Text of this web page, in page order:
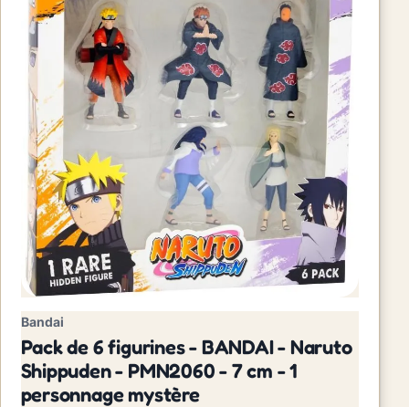
Bandai
Pack de 6 figurines - BANDAI - Naruto
Shippuden - PMN2060 - 7 cm - 1
personnage mystère